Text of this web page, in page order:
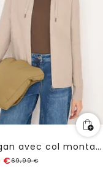
Cardigan avec col montant
€69,99€